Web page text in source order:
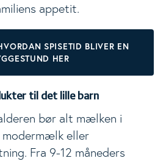
appetit.
SPISETID BLIVER EN
HER
til det lille barn
bør alt mælken i
eller
Fra 9-12 måneders